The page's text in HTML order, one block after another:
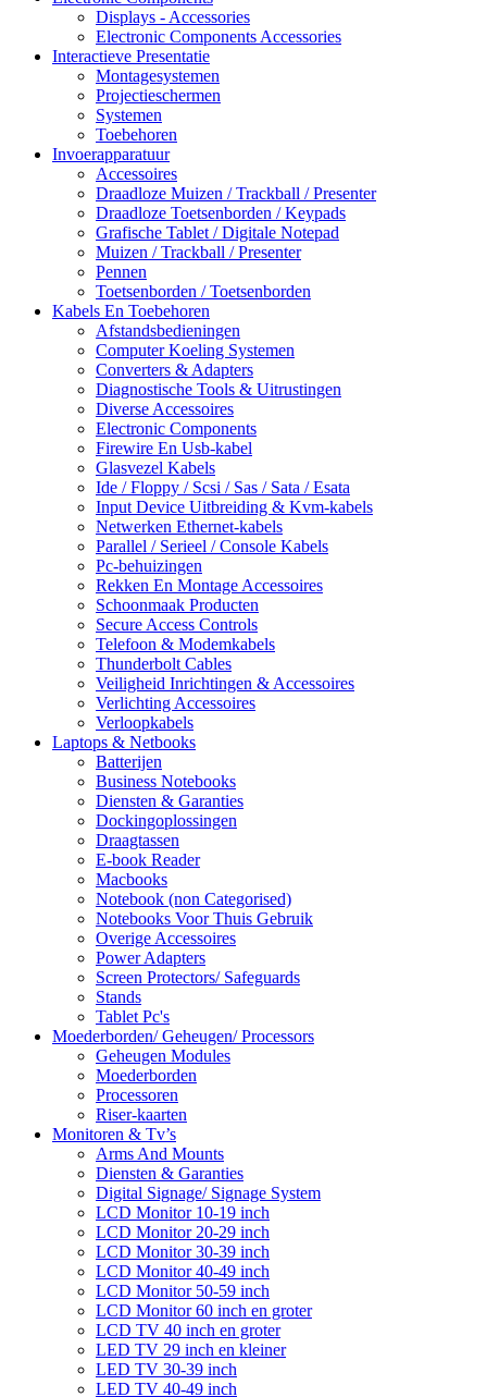
Displays - Accessories
Electronic Components Accessories
Interactieve Presentatie
Montagesystemen
Projectieschermen
Systemen
Toebehoren
Invoerapparatuur
Accessoires
Draadloze Muizen / Trackball / Presenter
Draadloze Toetsenborden / Keypads
Grafische Tablet / Digitale Notepad
Muizen / Trackball / Presenter
Pennen
Toetsenborden / Toetsenborden
Kabels En Toebehoren
Afstandsbedieningen
Computer Koeling Systemen
Converters & Adapters
Diagnostische Tools & Uitrustingen
Diverse Accessoires
Electronic Components
Firewire En Usb-kabel
Glasvezel Kabels
Ide / Floppy / Scsi / Sas / Sata / Esata
Input Device Uitbreiding & Kvm-kabels
Netwerken Ethernet-kabels
Parallel / Serieel / Console Kabels
Pc-behuizingen
Rekken En Montage Accessoires
Schoonmaak Producten
Secure Access Controls
Telefoon & Modemkabels
Thunderbolt Cables
Veiligheid Inrichtingen & Accessoires
Verlichting Accessoires
Verloopkabels
Laptops & Netbooks
Batterijen
Business Notebooks
Diensten & Garanties
Dockingoplossingen
Draagtassen
E-book Reader
Macbooks
Notebook (non Categorised)
Notebooks Voor Thuis Gebruik
Overige Accessoires
Power Adapters
Screen Protectors/ Safeguards
Stands
Tablet Pc's
Moederborden/ Geheugen/ Processors
Geheugen Modules
Moederborden
Processoren
Riser-kaarten
Monitoren & Tv’s
Arms And Mounts
Diensten & Garanties
Digital Signage/ Signage System
LCD Monitor 10-19 inch
LCD Monitor 20-29 inch
LCD Monitor 30-39 inch
LCD Monitor 40-49 inch
LCD Monitor 50-59 inch
LCD Monitor 60 inch en groter
LCD TV 40 inch en groter
LED TV 29 inch en kleiner
LED TV 30-39 inch
LED TV 40-49 inch